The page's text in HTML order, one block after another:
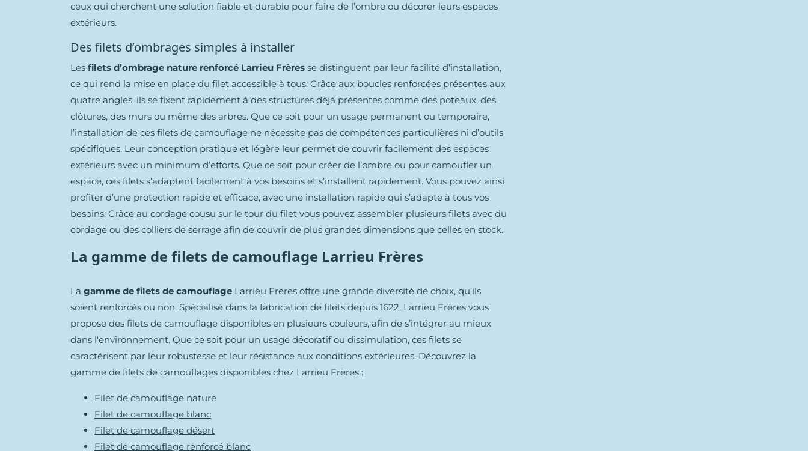
ceux qui cherchent une solution fiable et durable pour faire de l’ombre ou décorer leurs espaces
extérieurs.
Des filets d’ombrages simples à installer
Les filets d’ombrage nature renforcé Larrieu Frères se distinguent par leur facilité d’installation,
ce qui rend la mise en place du filet accessible à tous. Grâce aux boucles renforcées présentes aux
quatre angles, ils se fixent rapidement à des structures déjà présentes comme des poteaux, des
clôtures, des murs ou même des arbres. Que ce soit pour un usage permanent ou temporaire,
l’installation de ces filets de camouflage ne nécessite pas de compétences particulières ni d’outils
spécifiques. Leur conception pratique et légère leur permet de couvrir facilement des espaces
extérieurs avec un minimum d’efforts. Que ce soit pour créer de l’ombre ou pour camoufler un
espace, ces filets s’adaptent facilement à vos besoins et s’installent rapidement. Vous pouvez ainsi
profiter d’une protection rapide et efficace, avec une installation rapide qui s’adapte à tous vos
besoins. Grâce au cordage cousu sur le tour du filet vous pouvez assembler plusieurs filets avec du
cordage ou des colliers de serrage afin de couvrir de plus grandes dimensions que celles en stock.
La gamme de filets de camouflage Larrieu Frères
La gamme de filets de camouflage Larrieu Frères offre une grande diversité de choix, qu’ils
soient renforcés ou non. Spécialisé dans la fabrication de filets depuis 1622, Larrieu Frères vous
propose des filets de camouflage disponibles en plusieurs couleurs, afin de s’intégrer au mieux
dans l'environnement. Que ce soit pour un usage décoratif ou dissimulation, ces filets se
caractérisent par leur robustesse et leur résistance aux conditions extérieures. Découvrez la
gamme de filets de camouflages disponibles chez Larrieu Frères :
Filet de camouflage nature
Filet de camouflage blanc
Filet de camouflage désert
Filet de camouflage renforcé blanc